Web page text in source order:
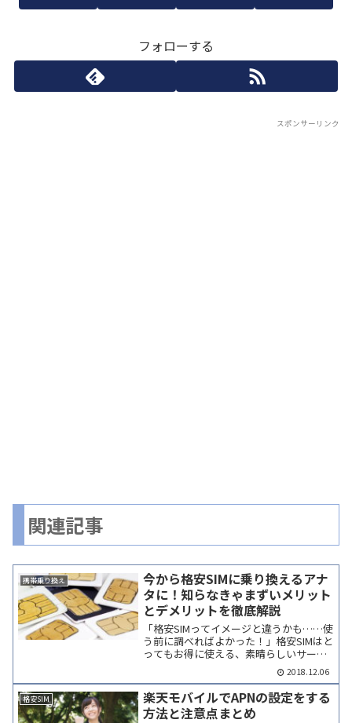
フォローする
スポンサーリンク
関連記事
携帯乗り換え
今から格安SIMに乗り換えるアナ
タに！知らなきゃまずいメリット
とデメリットを徹底解説
「格安SIMってイメージと違うかも……使
う前に調べればよかった！」格安SIMはと
ってもお得に使える、素晴らしいサービ
スです。ですが、3大キャリアと比べ
て“コレは出来ない……”というポイント
もあるんですね。価格的に仕方ない部分
はどうしてもあり...
2018.12.06
格安SIM
楽天モバイルでAPNの設定をする
方法と注意点まとめ